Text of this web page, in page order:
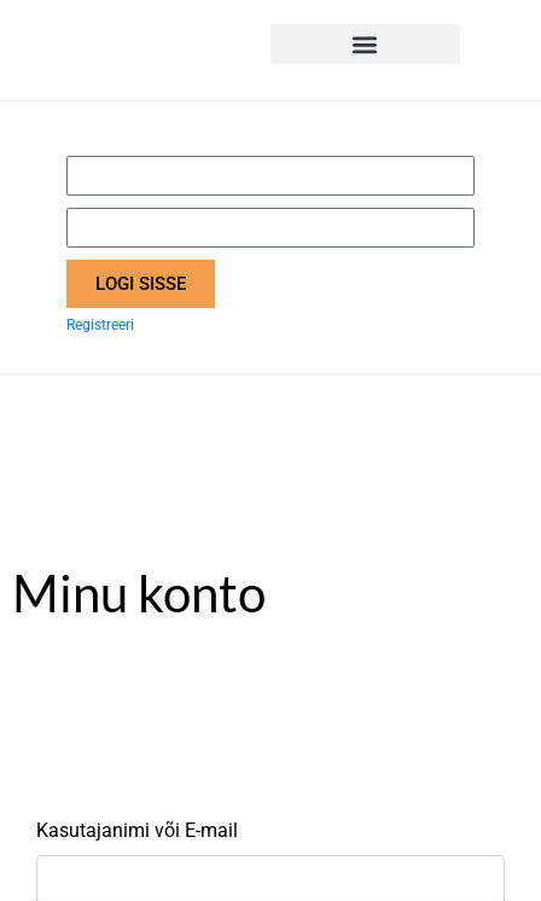
LOGI SISSE
Registreeri
Minu konto
Kasutajanimi või E-mail